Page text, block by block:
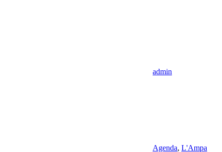
admin
Agenda, L'Ampa